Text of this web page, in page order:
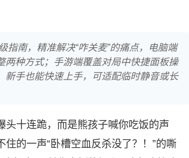
指南，精准解决“咋关麦”的痛点，电脑端
两种方式；手游端覆盖对局中快捷面板操
新手也能快速上手，可适配临时静音或长
十连跪，而是熊孩子喊你吃饭的声
的一声“卧槽空血反杀没了？！”的嘶